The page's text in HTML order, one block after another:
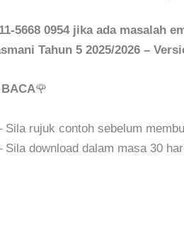
5668 0954 jika ada masalah
Tahun 5 2025/2026 –
🌹
Sila rujuk contoh sebelum
Sila download dalam masa 30